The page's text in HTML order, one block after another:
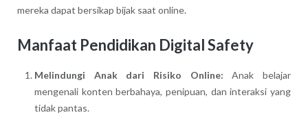
mereka dapat bersikap bijak saat online.
Manfaat Pendidikan Digital Safety
Melindungi Anak dari Risiko Online: Anak belajar
mengenali konten berbahaya, penipuan, dan interaksi yang
tidak pantas.